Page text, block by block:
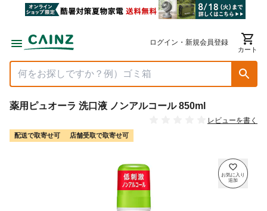
ログイン・新規会員登録
カート
薬用ピュオーラ 洗口液 ノンアルコール 850ml
レビューを書く
配送で取寄せ可 店舗受取で取寄せ可